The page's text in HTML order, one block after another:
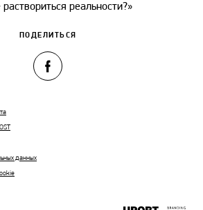
реальности?»
ПОДЕЛИТЬСЯ
данных